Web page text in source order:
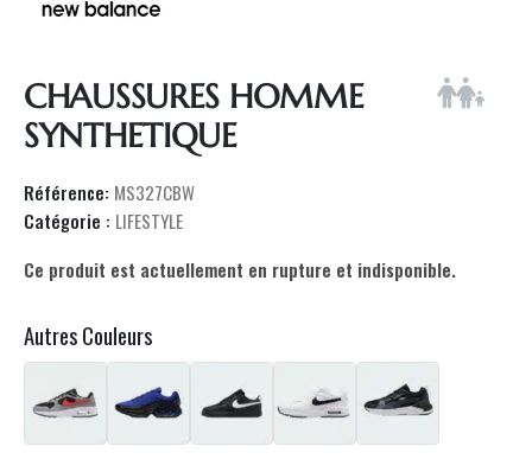
CHAUSSURES HOMME
SYNTHETIQUE
Référence: MS327CBW
Catégorie : LIFESTYLE
Ce produit est actuellement en rupture et indisponible.
Autres Couleurs